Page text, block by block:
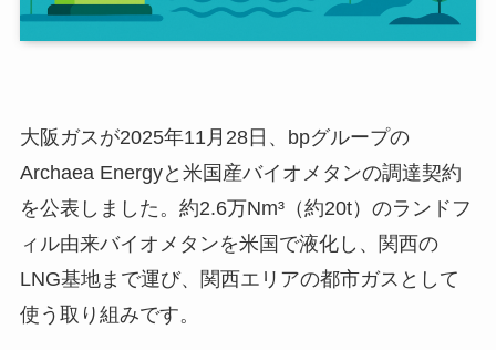
大阪ガスが2025年11月28日、bpグループの
Archaea Energyと米国産バイオメタンの調達契約
を公表しました。約2.6万Nm³（約20t）のランドフ
ィル由来バイオメタンを米国で液化し、関西の
LNG基地まで運び、関西エリアの都市ガスとして
使う取り組みです。